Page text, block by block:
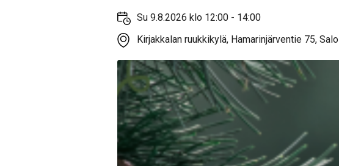
Su 9.8.2026 klo 12:00 - 14:00
Kirjakkalan ruukkikylä, Hamarinjärventie 75, Salo